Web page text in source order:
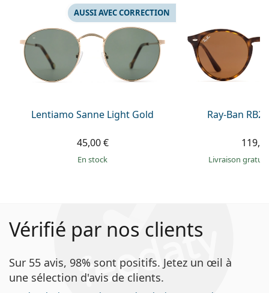
Lentiamo Sanne Light Gold
AUSSI AVEC CORRECTION
45,00 €
en stock
Ray-Ban
Livraison
Vérifié par nos clients
Sur 55 avis, 98% sont positifs. Jetez un œil à
une sélection d'avis de clients.